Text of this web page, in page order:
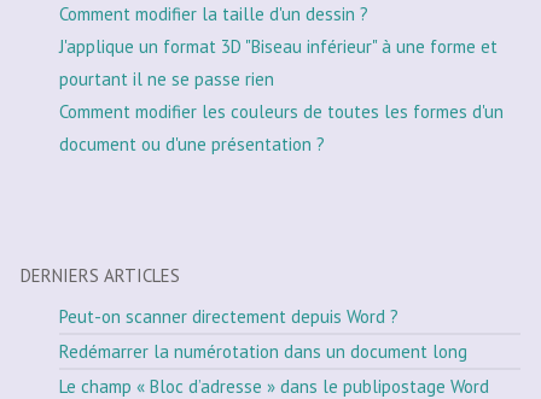
Comment modifier la taille d'un dessin ?
J'applique un format 3D "Biseau inférieur" à une forme et
pourtant il ne se passe rien
Comment modifier les couleurs de toutes les formes d'un
document ou d'une présentation ?
DERNIERS ARTICLES
Peut-on scanner directement depuis Word ?
Redémarrer la numérotation dans un document long
Le champ « Bloc d’adresse » dans le publipostage Word